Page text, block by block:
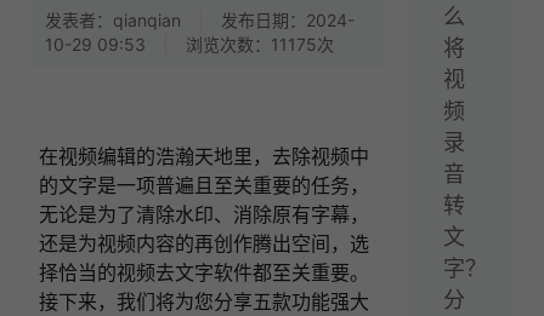
发表者：qianqian
发布日期：2024-
10-29 09:53
浏览次数：11175次
在视频编辑的浩瀚天地里，去除视频中
的文字是一项普遍且至关重要的任务，
无论是为了清除水印、消除原有字幕，
还是为视频内容的再创作腾出空间，选
择恰当的视频去文字软件都至关重要。
接下来，我们将为您分享五款功能强大
么
将
视
频
录
音
转
文
字？
分